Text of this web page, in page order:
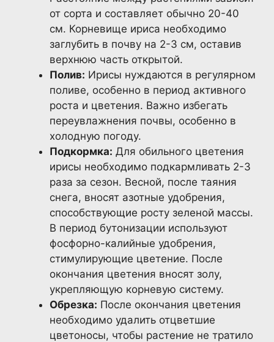
от сорта и составляет обычно 20-40
см. Корневище ириса необходимо
заглубить в почву на 2-3 см, оставив
верхнюю часть открытой.
Полив: Ирисы нуждаются в регулярном
поливе, особенно в период активного
роста и цветения. Важно избегать
переувлажнения почвы, особенно в
холодную погоду.
Подкормка: Для обильного цветения
ирисы необходимо подкармливать 2-3
раза за сезон. Весной, после таяния
снега, вносят азотные удобрения,
способствующие росту зеленой массы.
В период бутонизации используют
фосфорно-калийные удобрения,
стимулирующие цветение. После
окончания цветения вносят золу,
укрепляющую корневую систему.
Обрезка: После окончания цветения
необходимо удалить отцветшие
цветоносы, чтобы растение не тратило